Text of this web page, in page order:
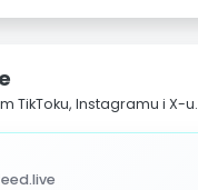
TikToku, Instagramu i X-u.